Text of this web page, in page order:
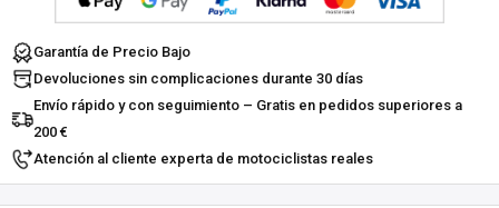
Garantía de Precio Bajo
Devoluciones sin complicaciones durante 30 días
Envío rápido y con seguimiento – Gratis en pedidos superiores a
200 €
Atención al cliente experta de motociclistas reales